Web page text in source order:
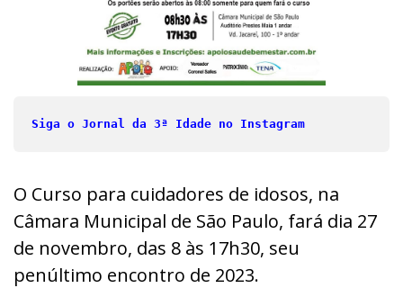
Siga o Jornal da 3ª Idade no Instagram
O Curso para cuidadores de idosos, na
Câmara Municipal de São Paulo, fará dia 27
de novembro, das 8 às 17h30, seu
penúltimo encontro de 2023.